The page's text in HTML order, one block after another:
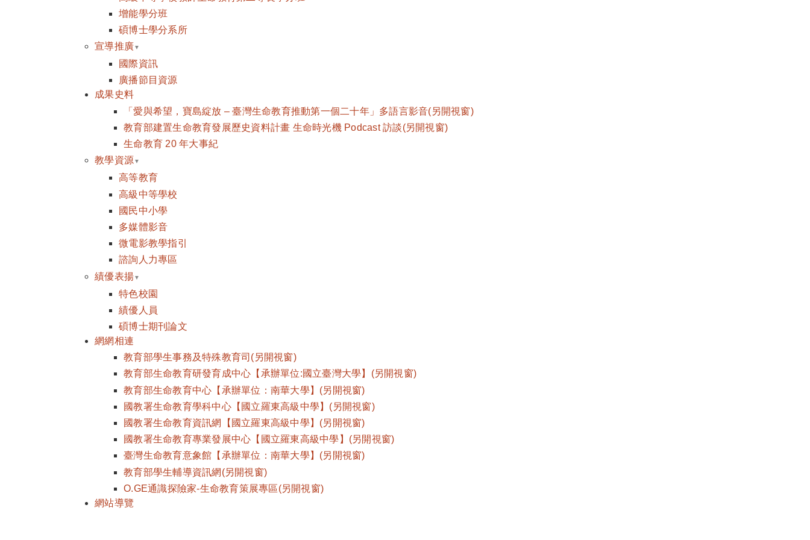
增能學分班
碩博士學分系所
宣導推廣
國際資訊
廣播節目資源
成果史料
「愛與希望，寶島綻放 – 臺灣生命教育推動第一個二十年」多語言影音(另開視窗)
教育部建置生命教育發展歷史資料計畫 生命時光機 Podcast 訪談(另開視窗)
生命教育 20 年大事紀
教學資源
高等教育
高級中等學校
國民中小學
多媒體影音
微電影教學指引
諮詢人力專區
績優表揚
特色校園
績優人員
碩博士期刊論文
網網相連
教育部學生事務及特殊教育司(另開視窗)
教育部生命教育研發育成中心【承辦單位:國立臺灣大學】(另開視窗)
教育部生命教育中心【承辦單位：南華大學】(另開視窗)
國教署生命教育學科中心【國立羅東高級中學】(另開視窗)
國教署生命教育資訊網【國立羅東高級中學】(另開視窗)
國教署生命教育專業發展中心【國立羅東高級中學】(另開視窗)
臺灣生命教育意象館【承辦單位：南華大學】(另開視窗)
教育部學生輔導資訊網(另開視窗)
O.GE通識探險家-生命教育策展專區(另開視窗)
網站導覽